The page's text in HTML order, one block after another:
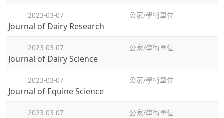
2023-03-07 公家/學術單位
Journal of Dairy Research
2023-03-07 公家/學術單位
Journal of Dairy Science
2023-03-07 公家/學術單位
Journal of Equine Science
2023-03-07 公家/學術單位